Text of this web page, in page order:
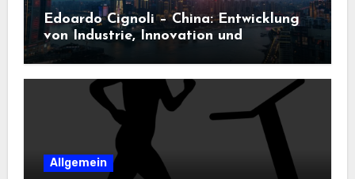
Edoardo Cignoli – China: Entwicklung
von Industrie, Innovation und
Technologie
Allgemein